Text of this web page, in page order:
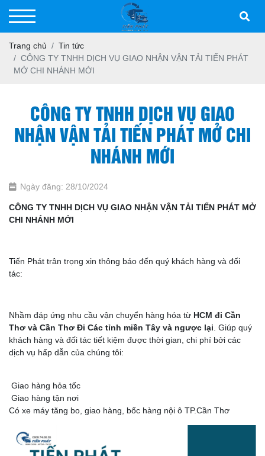
Trang chủ
Tin tức
CÔNG TY TNHH DỊCH VỤ GIAO NHẬN VẬN TẢI TIẾN PHÁT
MỞ CHI NHÁNH MỚI
CÔNG TY TNHH DỊCH VỤ GIAO
NHẬN VẬN TẢI TIẾN PHÁT MỞ CHI
NHÁNH MỚI
Ngày đăng: 28/10/2024
CÔNG TY TNHH DỊCH VỤ GIAO NHẬN VẬN TẢI TIẾN PHÁT MỞ
CHI NHÁNH MỚI
Tiến Phát trân trọng xin thông báo đến quý khách hàng và đối
tác:
Nhầm đáp ứng nhu cầu vận chuyển hàng hóa từ HCM đi Cần
Thơ và Cần Thơ Đi Các tỉnh miền Tây và ngược lại . Giúp quý
khách hàng và đối tác tiết kiệm được thời gian, chi phí bởi các
dịch vụ hấp dẫn của chúng tôi:
Giao hàng hỏa tốc
Giao hàng tận nơi
Có xe máy tăng bo, giao hàng, bốc hàng nội ô TP.Cần Thơ